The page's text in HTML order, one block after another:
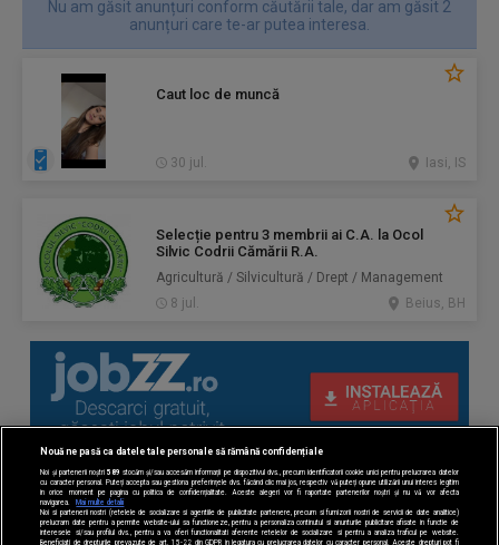
Nu am găsit anunțuri conform căutării tale, dar am găsit 2
anunțuri care te-ar putea interesa.
Caut loc de muncă
30 jul. Iasi, IS
Selecție pentru 3 membrii ai C.A. la Ocol
Silvic Codrii Cămării R.A.
Agricultură / Silvicultură / Drept / Management
8 jul.
Beius, BH
Nouă ne pasă ca datele tale personale să rămână confidențiale
Noi și partenerii noștri 589 stocăm și/sau accesăm informații pe dispozitivul dvs., precum identificatorii cookie unici pentru prelucrarea datelor
cu caracter personal. Puteți accepta sau gestiona preferințele dvs. făcând clic mai jos, respectiv vă puteți opune utilizării unui interes legitim
în orice moment pe pagina cu politica de confidențialitate. Aceste alegeri vor fi raportate partenerilor noștri și nu vă vor afecta
navigarea.
Mai multe detalii
Noi si partenerii nostri (retelele de socializare si agentiile de publicitate partenere, precum si furnizorii nostri de servicii de date analitice)
prelucram date pentru a permite website-ului sa functioneze, pentru a personaliza continutul si anunturile publicitare afisate in functie de
interesele si/sau profilul dvs., pentru a va oferi functionalitati aferente retelelor de socializare si pentru a analiza traficul pe website.
Beneficiati de drepturile prevazute de art. 15-22 din GDPR in legatura cu prelucrarea datelor cu caracter personal. Aceste drepturi pot fi